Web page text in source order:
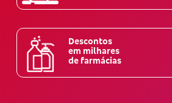
Descontos
em milhares
de farmácias